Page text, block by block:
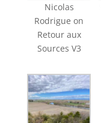
Nicolas
Rodrigue on
Retour aux
Sources V3